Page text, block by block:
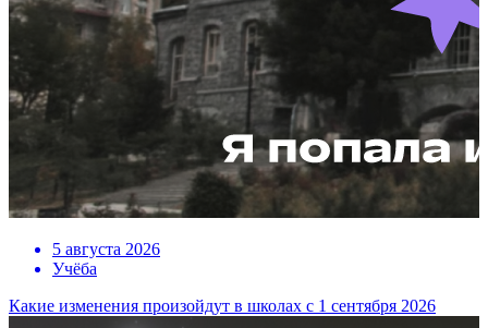
5 августа 2026
Учёба
Какие изменения произойдут в школах с 1 сентября 2026